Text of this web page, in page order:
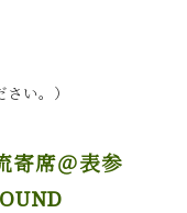
い。）
寄席＠表参